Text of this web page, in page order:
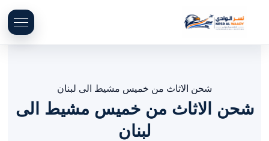
شحن الاثاث من خميس مشيط الى لبنان
شحن الاثاث من خميس مشيط الى
لبنان